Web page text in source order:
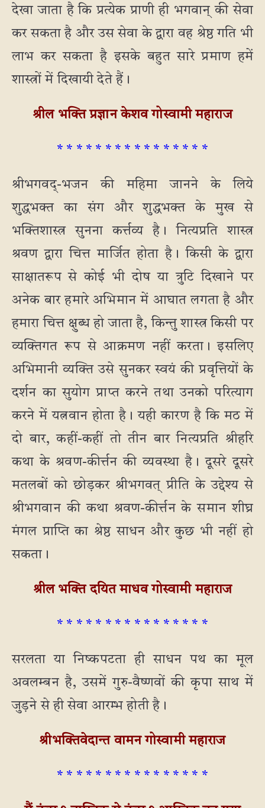
देखा जाता है कि प्रत्येक प्राणी ही भगवान् की सेवा
कर सकता है और उस सेवा के द्वारा वह श्रेष्ठ गति भी
लाभ कर सकता है इसके बहुत सारे प्रमाण हमें
शास्त्रों में दिखायी देते हैं।
श्रील भक्ति प्रज्ञान केशव गोस्वामी महाराज
* * * * * * * * * * * * * * * *
श्रीभगवद्-भजन की महिमा जानने के लिये
शुद्धभक्त का संग और शुद्धभक्त के मुख से
भक्तिशास्त्र सुनना कर्त्तव्य है। नित्यप्रति शास्त्र
श्रवण द्वारा चित्त मार्जित होता है। किसी के द्वारा
साक्षातरूप से कोई भी दोष या त्रुटि दिखाने पर
अनेक बार हमारे अभिमान में आघात लगता है और
हमारा चित्त क्षुब्ध हो जाता है, किन्तु शास्त्र किसी पर
व्यक्तिगत रूप से आक्रमण नहीं करता। इसलिए
अभिमानी व्यक्ति उसे सुनकर स्वयं की प्रवृत्तियों के
दर्शन का सुयोग प्राप्त करने तथा उनको परित्याग
करने में यत्नवान होता है। यही कारण है कि मठ में
दो बार, कहीं-कहीं तो तीन बार नित्यप्रति श्रीहरि
कथा के श्रवण-कीर्त्तन की व्यवस्था है। दूसरे दूसरे
मतलबों को छोड़कर श्रीभगवत् प्रीति के उद्देश्य से
श्रीभगवान की कथा श्रवण-कीर्त्तन के समान शीघ्र
मंगल प्राप्ति का श्रेष्ठ साधन और कुछ भी नहीं हो
सकता।
श्रील भक्ति दयित माधव गोस्वामी महाराज
* * * * * * * * * * * * * * * *
सरलता या निष्कपटता ही साधन पथ का मूल
अवलम्बन है, उसमें गुरु-वैष्णवों की कृपा साथ में
जुड़ने से ही सेवा आरम्भ होती है।
श्रीभक्तिवेदान्त वामन गोस्वामी महाराज
* * * * * * * * * * * * * * * *